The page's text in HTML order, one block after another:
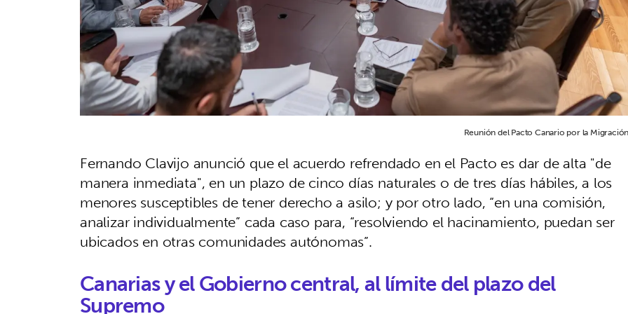
Reunión del Pacto Canario por la
Fernando Clavijo anunció que el acuerdo refrendado en el Pacto es dar de alta "de
manera inmediata", en un plazo de cinco días naturales o de tres días hábiles, a los
menores susceptibles de tener derecho a asilo; y por otro lado, “en una comisión,
analizar individualmente” cada caso para, “resolviendo el hacinamiento, puedan ser
ubicados en otras comunidades autónomas”.
Canarias y el Gobierno central, al límite del plazo del
Supremo